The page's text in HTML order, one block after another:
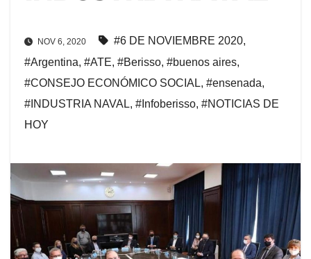
NOV 6, 2020 #6 DE NOVIEMBRE 2020,
#Argentina, #ATE, #Berisso, #buenos aires,
#CONSEJO ECONÓMICO SOCIAL, #ensenada,
#INDUSTRIA NAVAL, #Infoberisso, #NOTICIAS DE
HOY